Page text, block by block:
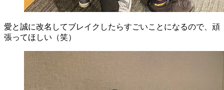
愛と誠に改名してブレイクしたらすごいことになるので、頑
張ってほしい（笑）